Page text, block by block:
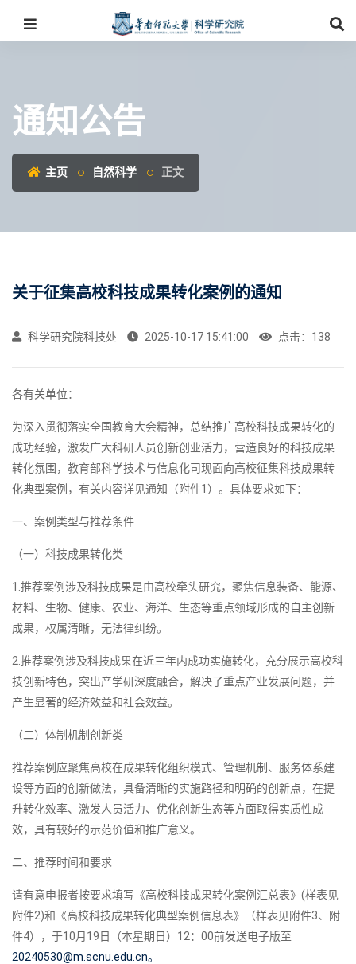
通知公告
主页 自然科学 正文
关于征集高校科技成果转化案例的通知
科学研究院科技处 2025-10-17 15:41:00 点击： 138
各有关单位：
为深入贯彻落实全国教育大会精神，总结推广高校科技成果转化的
成功经验，激发广大科研人员创新创业活力，营造良好的科技成果
转化氛围，教育部科学技术与信息化司现面向高校征集科技成果转
化典型案例，有关内容详见通知（附件1）。具体要求如下：
一、案例类型与推荐条件
（一）科技成果转化类
1.推荐案例涉及科技成果是由高校牵头研究，聚焦信息装备、能源、
材料、生物、健康、农业、海洋、生态等重点领域形成的自主创新
成果，权属清晰，无法律纠纷。
2.推荐案例涉及科技成果在近三年内成功实施转化，充分展示高校科
技创新特色，突出产学研深度融合，解决了重点产业发展问题，并
产生显著的经济效益和社会效益。
（二）体制机制创新类
推荐案例应聚焦高校在成果转化组织模式、管理机制、服务体系建
设等方面的创新做法，具备清晰的实施路径和明确的创新点，在提
升转化效率、激发人员活力、优化创新生态等方面取得实质性成
效，具有较好的示范价值和推广意义。
二、推荐时间和要求
请有意申报者按要求填写《高校科技成果转化案例汇总表》(样表见
附件2)和《高校科技成果转化典型案例信息表》（样表见附件3、附
件4），于10月19日（本星期日）12：00前发送电子版至
20240530@m.scnu.edu.cn。